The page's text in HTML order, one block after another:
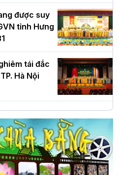
được suy
tỉnh Hưng
tái đắc
Hà Nội
công xây
giáo Thủ